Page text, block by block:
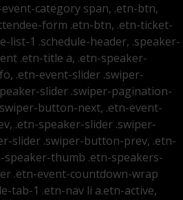
category span, .etn-btn,
form .etn-btn, .etn-ticket-
list-1 .schedule-header, .speaker-
.etn-title a, .etn-speaker-
.etn-event-slider .swiper-
slider .swiper-pagination-
button-next, .etn-event-
.etn-speaker-slider .swiper-
slider .swiper-button-prev, .etn-
thumb .etn-speakers-
.etn-event-countdown-wrap
tab-1 .etn-nav li a.etn-active,